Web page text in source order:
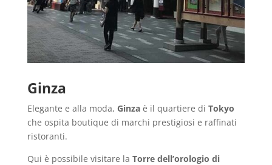
Ginza
Elegante e alla moda, Ginzaè il quartiere di Tokyo
che ospita boutique di marchi prestigiosi e raffinati
ristoranti.
Qui è possibile visitare la Torre dell’orologio di